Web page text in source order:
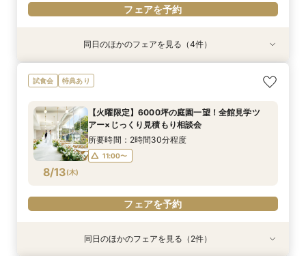
フェアを予約
特典あり
8/11(火)
直前予約OK《2件目以降の来館◎》会場まるごと
比較検討フェア
9:00〜
10:00〜
13:30〜
14:00〜
17:30〜
特典あり
8/11(火)
残2席＼憧れの和婚を叶える★/神前式＊挙式スタ
イル相談×贅沢試食フェア
9:00〜
10:00〜
13:30〜
14:00〜
17:30〜
特典あり
8/11(火)
＼初見学の方へ☆フェア優待付／感動のチャペル
体験×豪華試食
9:00〜
10:00〜
13:30〜
14:00〜
17:30〜
8/11(火)
＼6名からOK★少人数でも貸切！／特別プラン
見積もり相談会×試食付
13:30〜 17:30〜
同日のほかのフェアを見る（4件）
試食会 特典あり
8/13(木)
【火曜限定】6000坪の庭園一望！全館見学ツ
アー×じっくり見積もり相談会
所要時間：2時間30分程度
11:00〜
フェアを予約
特典あり同日のほかのフェアを見る（2件）